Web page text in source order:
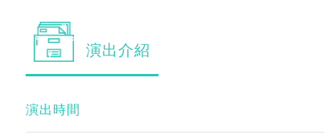
演出介紹
演出時間